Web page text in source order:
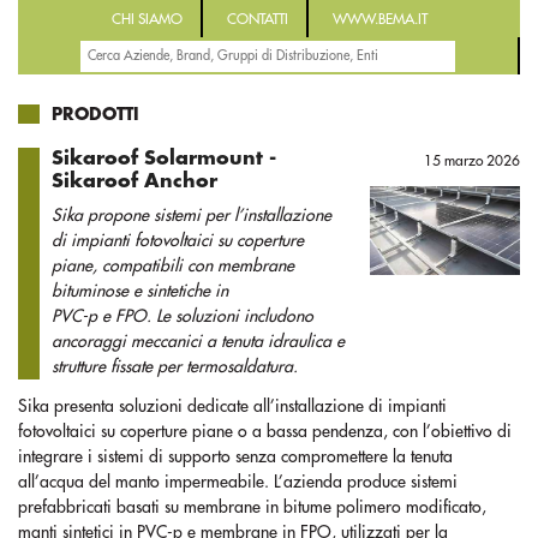
CHI SIAMO CONTATTI WWW.BEMA.IT
PRODOTTI
Sikaroof Solarmount -
Sikaroof Anchor
Sika propone sistemi per l’installazione
di impianti fotovoltaici su coperture
piane, compatibili con membrane
bituminose e sintetiche in
PVC-p e FPO. Le soluzioni includono
ancoraggi meccanici a tenuta idraulica e
strutture fissate per termosaldatura.
15 marzo 2026
Sika presenta soluzioni dedicate all’installazione di impianti
fotovoltaici su coperture piane o a bassa pendenza, con l’obiettivo di
integrare i sistemi di supporto senza compromettere la tenuta
all’acqua del manto impermeabile. L’azienda produce sistemi
prefabbricati basati su membrane in bitume polimero modificato,
manti sintetici in PVC-p e membrane in FPO, utilizzati per la